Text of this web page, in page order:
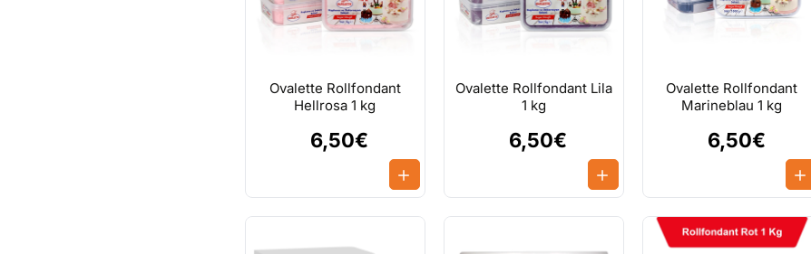
Ovalette Rollfondant
Hellrosa 1 kg
6,50€
Ovalette Rollfondant Lila
1 kg
6,50€
Ovalette Rollfondant
Marineblau 1 kg
6,50€